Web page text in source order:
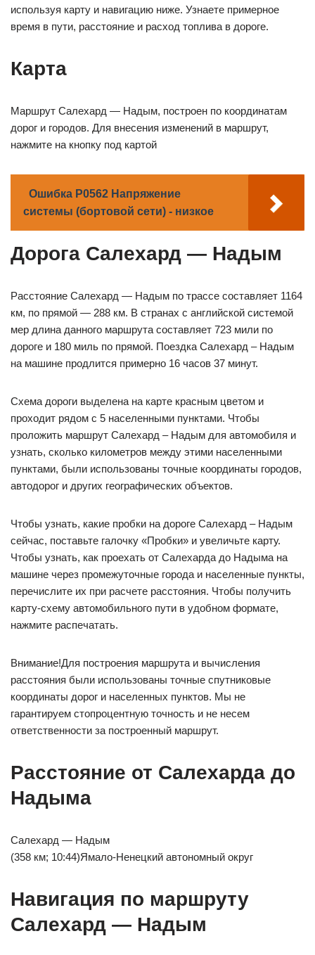
используя карту и навигацию ниже. Узнаете примерное
время в пути, расстояние и расход топлива в дороге.
Карта
Маршрут Салехард — Надым, построен по координатам
дорог и городов. Для внесения изменений в маршрут,
нажмите на кнопку под картой
Ошибка P0562 Напряжение
системы (бортовой сети) - низкое
Дорога Салехард — Надым
Расстояние Салехард — Надым по трассе составляет 1164
км, по прямой — 288 км. В странах с английской системой
мер длина данного маршрута составляет 723 мили по
дороге и 180 миль по прямой. Поездка Салехард – Надым
на машине продлится примерно 16 часов 37 минут.
Схема дороги выделена на карте красным цветом и
проходит рядом с 5 населенными пунктами. Чтобы
проложить маршрут Салехард – Надым для автомобиля и
узнать, сколько километров между этими населенными
пунктами, были использованы точные координаты городов,
автодорог и других географических объектов.
Чтобы узнать, какие пробки на дороге Салехард – Надым
сейчас, поставьте галочку «Пробки» и увеличьте карту.
Чтобы узнать, как проехать от Салехарда до Надыма на
машине через промежуточные города и населенные пункты,
перечислите их при расчете расстояния. Чтобы получить
карту-схему автомобильного пути в удобном формате,
нажмите распечатать.
Внимание!Для построения маршрута и вычисления
расстояния были использованы точные спутниковые
координаты дорог и населенных пунктов. Мы не
гарантируем стопроцентную точность и не несем
ответственности за построенный маршрут.
Расстояние от Салехарда до
Надыма
Салехард — Надым
(358 км; 10:44)Ямало-Ненецкий автономный округ
Навигация по маршруту
Салехард — Надым